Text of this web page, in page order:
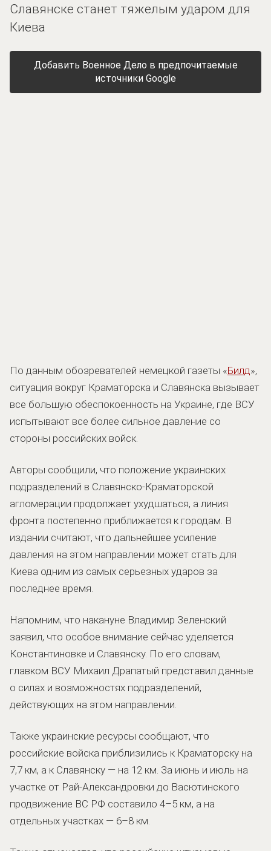
Славянске станет тяжелым ударом для
Киева
Добавить Военное Дело в предпочитаемые
источники Google
По данным обозревателей немецкой газеты «Билд»,
ситуация вокруг Краматорска и Славянска вызывает
все большую обеспокоенность на Украине, где ВСУ
испытывают все более сильное давление со
стороны российских войск.
Авторы сообщили, что положение украинских
подразделений в Славянско-Краматорской
агломерации продолжает ухудшаться, а линия
фронта постепенно приближается к городам. В
издании считают, что дальнейшее усиление
давления на этом направлении может стать для
Киева одним из самых серьезных ударов за
последнее время.
Напомним, что накануне Владимир Зеленский
заявил, что особое внимание сейчас уделяется
Константиновке и Славянску. По его словам,
главком ВСУ Михаил Драпатый представил данные
о силах и возможностях подразделений,
действующих на этом направлении.
Также украинские ресурсы сообщают, что
российские войска приблизились к Краматорску на
7,7 км, а к Славянску — на 12 км. За июнь и июль на
участке от Рай-Александровки до Васютинского
продвижение ВС РФ составило 4–5 км, а на
отдельных участках — 6–8 км.